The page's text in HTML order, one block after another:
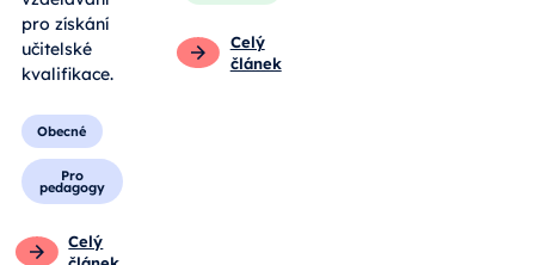
pro získání
učitelské
kvalifikace.
Obecné
Pro
pedagogy
Celý
Celý
článek